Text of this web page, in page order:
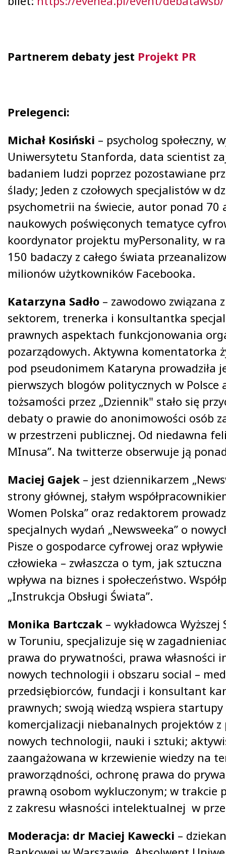
Partnerem debaty jest Projekt PR
Prelegenci:
Michał Kosiński – psycholog społeczny,
Uniwersytetu Stanforda, data scientist
badaniem ludzi poprzez pozostawiane
ślady; Jeden z czołowych specjalistów w
psychometrii na świecie, autor ponad 70
naukowych poświęconych tematyce
koordynator projektu myPersonality, w
150 badaczy z całego świata
milionów użytkowników Facebooka.
Katarzyna Sadło – zawodowo związana
sektorem, trenerka i konsultantka
prawnych aspektach funkcjonowania
pozarządowych. Aktywna komentatorka
pod pseudonimem Kataryna prowadziła
pierwszych blogów politycznych w
tożsamości przez „Dziennik" stało się
debaty o prawie do anonimowości osób
w przestrzeni publicznej. Od niedawna
MInusa”. Na twitterze obserwuje ją
Maciej Gajek – jest dziennikarzem
strony głównej, stałym
Women Polska” oraz redaktorem
specjalnych wydań „Newsweeka” o
Pisze o gospodarce cyfrowej oraz
człowieka – zwłaszcza o tym, jak
wpływa na biznes i społeczeństwo.
„Instrukcja Obsługi Świata”.
Monika Bartczak – wykładowca Wyższej
w Toruniu, specjalizuje się w
prawa do prywatności, prawa własności
nowych technologii i obszaru social –
przedsiębiorców, fundacji i konsultant
prawnych; swoją wiedzą wspiera
komercjalizacji niebanalnych projektów z
nowych technologii, nauki i sztuki;
zaangażowana w krzewienie wiedzy na
praworządności, ochronę prawa do
prawną osobom wykluczonym; w trakcie
z zakresu własności intelektualnej w
Moderacja: dr Maciej Kawecki –